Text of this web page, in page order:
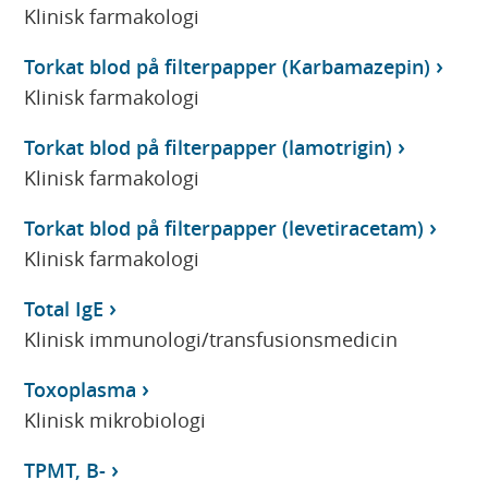
Klinisk farmakologi
Torkat blod på filterpapper (Karbamazepin)
Klinisk farmakologi
Torkat blod på filterpapper (lamotrigin)
Klinisk farmakologi
Torkat blod på filterpapper (levetiracetam)
Klinisk farmakologi
Total IgE
Klinisk immunologi/transfusionsmedicin
Toxoplasma
Klinisk mikrobiologi
TPMT, B-